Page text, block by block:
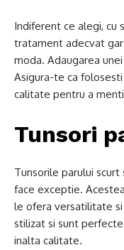
Indiferent ce alegi, cu
tratament adecvat
moda. Adaugarea
Asigura-te ca
calitate pentru a
Tunsori
Tunsorile parului
face exceptie.
le ofera versatilitate
stilizat si sunt
inalta calitate.